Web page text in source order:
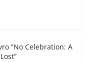
“No Celebration: A